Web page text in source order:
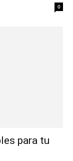
0
para tu